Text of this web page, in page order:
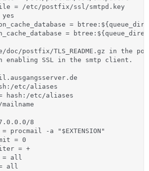
= /etc/postfix/ssl/smtpd.key
=
=
doc/postfix/TLS_README.gz in the
enabling SSL in the smtp client.
etc/aliases
hash:/etc/aliases
8
= procmail -a "$EXTENSION"
= 0
= +
= all
all